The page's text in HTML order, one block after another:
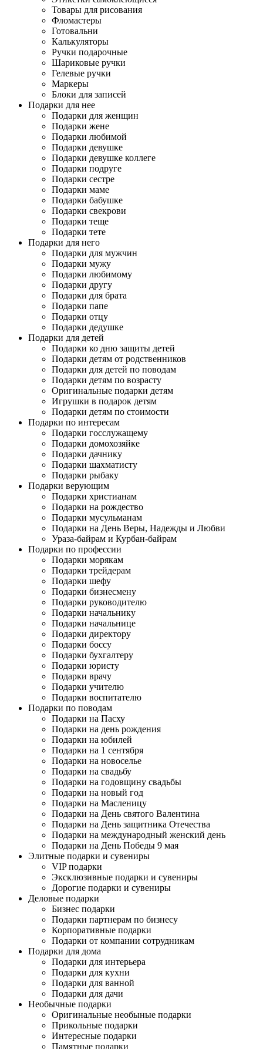
Товары для рисования
Фломастеры
Готовальни
Калькуляторы
Ручки подарочные
Шариковые ручки
Гелевые ручки
Маркеры
Блоки для записей
Подарки для нее
Подарки для женщин
Подарки жене
Подарки любимой
Подарки девушке
Подарки девушке коллеге
Подарки подруге
Подарки сестре
Подарки маме
Подарки бабушке
Подарки свекрови
Подарки теще
Подарки тете
Подарки для него
Подарки для мужчин
Подарки мужу
Подарки любимому
Подарки другу
Подарки для брата
Подарки папе
Подарки отцу
Подарки дедушке
Подарки для детей
Подарки ко дню защиты детей
Подарки детям от родственников
Подарки для детей по поводам
Подарки детям по возрасту
Оригинальные подарки детям
Игрушки в подарок детям
Подарки детям по стоимости
Подарки по интересам
Подарки госслужащему
Подарки домохозяйке
Подарки дачнику
Подарки шахматисту
Подарки рыбаку
Подарки верующим
Подарки христианам
Подарки на рождество
Подарки мусульманам
Подарки на День Веры, Надежды и Любви
Ураза-байрам и Курбан-байрам
Подарки по профессии
Подарки морякам
Подарки трейдерам
Подарки шефу
Подарки бизнесмену
Подарки руководителю
Подарки начальнику
Подарки начальнице
Подарки директору
Подарки боссу
Подарки бухгалтеру
Подарки юристу
Подарки врачу
Подарки учителю
Подарки воспитателю
Подарки по поводам
Подарки на Пасху
Подарки на день рождения
Подарки на юбилей
Подарки на 1 сентября
Подарки на новоселье
Подарки на свадьбу
Подарки на годовщину свадьбы
Подарки на новый год
Подарки на Масленицу
Подарки на День святого Валентина
Подарки на День защитника Отечества
Подарки на международный женский день
Подарки на День Победы 9 мая
Элитные подарки и сувениры
VIP подарки
Эксклюзивные подарки и сувениры
Дорогие подарки и сувениры
Деловые подарки
Бизнес подарки
Подарки партнерам по бизнесу
Корпоративные подарки
Подарки от компании сотрудникам
Подарки для дома
Подарки для интерьера
Подарки для кухни
Подарки для ванной
Подарки для дачи
Необычные подарки
Оригинальные необыные подарки
Прикольные подарки
Интересные подарки
Памятные подарки